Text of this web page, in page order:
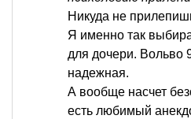
Никуда не
Я именно так
для дочери. Вольво
надежная.
А вообще насчет
есть любимый